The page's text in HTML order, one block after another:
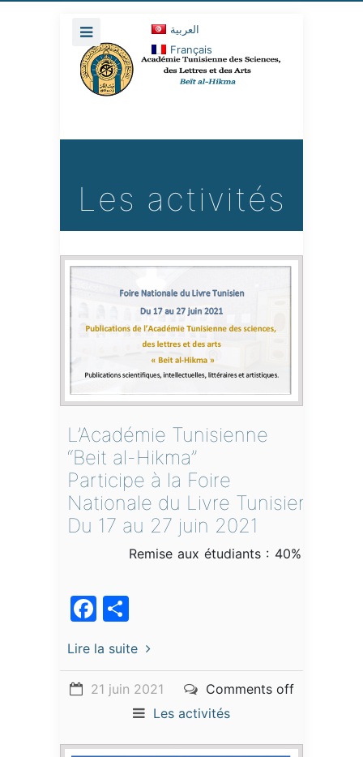
العربية
Français
Les activités
L’Académie Tunisienne
“Beit al-Hikma”
Participe à la Foire
Nationale du Livre Tunisien
Du 17 au 27 juin 2021
Remise aux étudiants : 40%
Facebook
Lire la suite
21 juin 2021
Comments off
Les activités